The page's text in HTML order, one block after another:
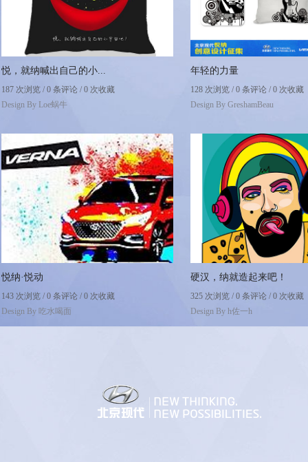
悦，就纳喊出自己的小...
187 次浏览 / 0 条评论 / 0 次收藏
Design By Loe蜗牛
年轻的力量
128 次浏览 / 0 条评论 / 0 次收藏
Design By GreshamBeau
悦纳·悦动
143 次浏览 / 0 条评论 / 0 次收藏
Design By 吃水喝面
硬汉，纳就造起来吧！
325 次浏览 / 0 条评论 / 0 次收藏
Design By h佐一h